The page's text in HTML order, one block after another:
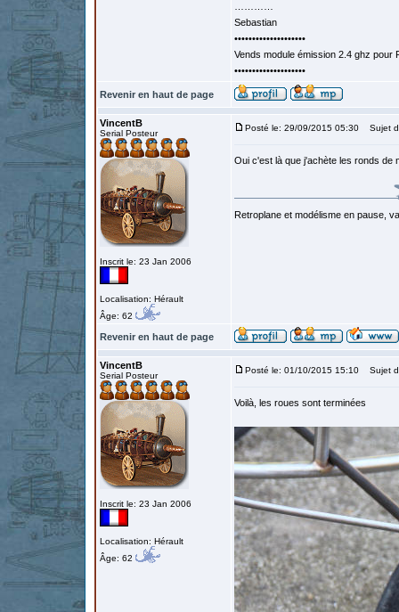
Sebastian
••••••••••••••••••••
Vends module émission 2.4 ghz
••••••••••••••••••••
Revenir en haut de page
VincentB
Serial Posteur
Inscrit le: 23 Jan 2006
Localisation: Hérault
Âge: 62
Posté le: 29/09/2015 05:30 Sujet
Oui c'est là que j'achète les ronds de
Retroplane et modélisme en pause,
Revenir en haut de page
VincentB
Serial Posteur
Inscrit le: 23 Jan 2006
Localisation: Hérault
Âge: 62
Posté le: 01/10/2015 15:10 Sujet
Voilà, les roues sont terminées